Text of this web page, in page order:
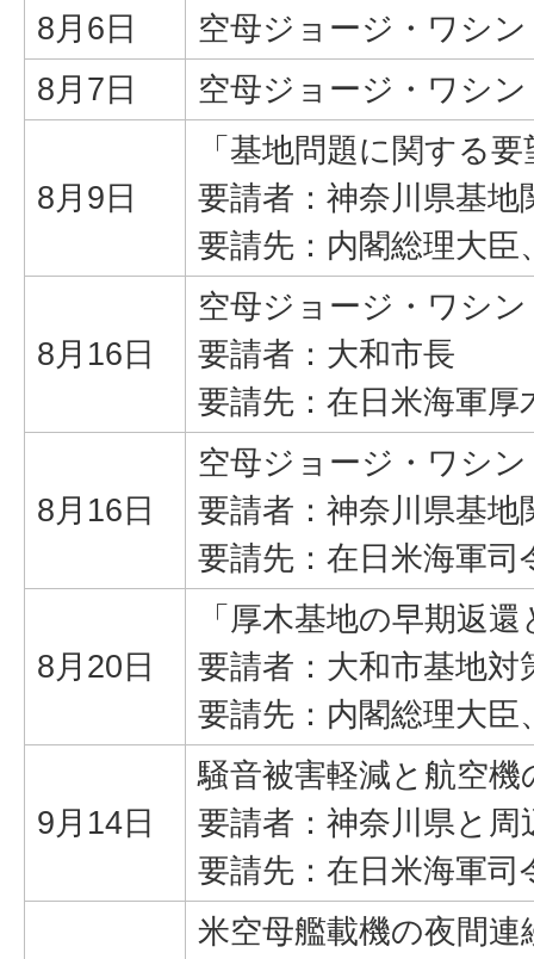
8月6日
空母ジョージ・ワシ
8月7日
空母ジョージ・ワシ
8月9日
「基地問題に関する
要請者：神奈川県基地
要請先：内閣総理大臣
8月16日
空母ジョージ・ワシ
要請者：大和市長
要請先：在日米海軍厚
8月16日
空母ジョージ・ワシ
要請者：神奈川県基地
要請先：在日米海軍司
8月20日
「厚木基地の早期返
要請者：大和市基地対
要請先：内閣総理大臣
9月14日
騒音被害軽減と航空
要請者：神奈川県と周
要請先：在日米海軍司
米空母艦載機の夜間